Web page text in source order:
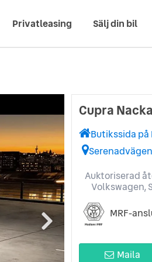
Privatleasing Sälj din bil
Cupra
Butikssida
Auktoriserad
Volkswagen,
MRF-
Maila